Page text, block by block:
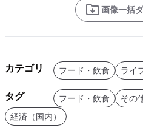
画像一括
カテゴリ フード・飲食 ライ
タグ フード・飲食
その
経済（国内）